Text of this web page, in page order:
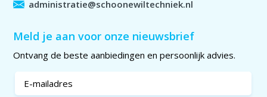
administratie@schoonewiltechniek.nl
Meld je aan voor onze nieuwsbrief
Ontvang de beste aanbiedingen en persoonlijk advies.